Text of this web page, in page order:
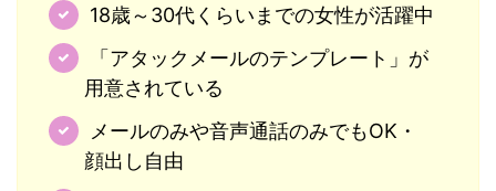
18歳～30代くらいまでの女性が活躍中
「アタックメールのテンプレート」が
用意されている
メールのみや音声通話のみでもOK・
顔出し自由